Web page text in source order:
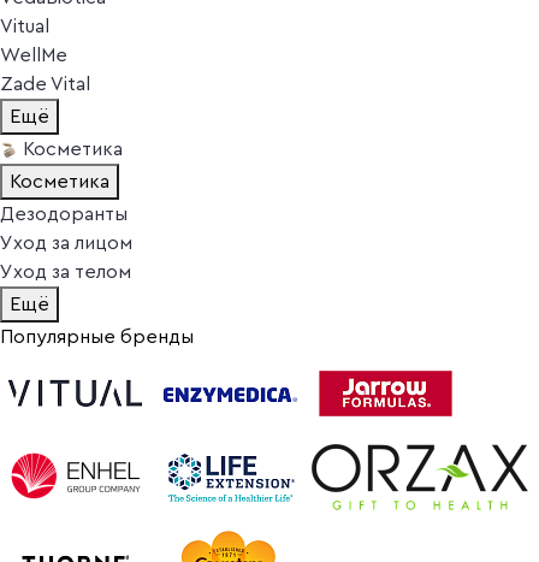
Vitual
WellMe
Zade Vital
Ещё
Косметика
Косметика
Дезодоранты
Уход за лицом
Уход за телом
Ещё
Популярные бренды